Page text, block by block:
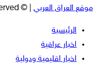
موقع العراق العربي | © Copyright 2026, All Rights Reserved
الرئيسية
اخبار عراقية
اخبار اقليمية ودولية